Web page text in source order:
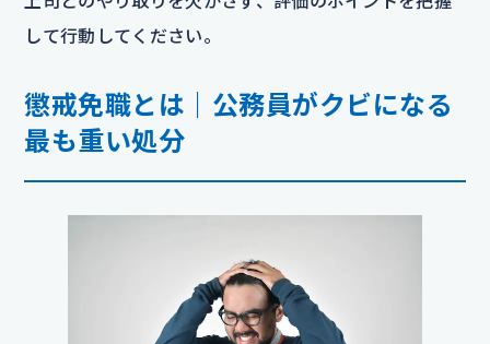
して行動してください。
懲戒免職とは｜公務員がクビになる
最も重い処分